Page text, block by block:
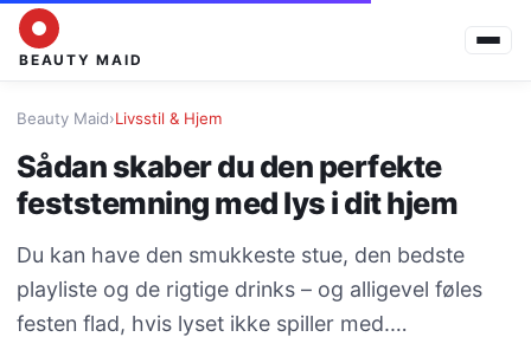
BEAUTY MAID
Beauty Maid›Livsstil & Hjem
Sådan skaber du den perfekte
feststemning med lys i dit hjem
Du kan have den smukkeste stue, den bedste
playliste og de rigtige drinks – og alligevel føles
festen flad, hvis lyset ikke spiller med.…